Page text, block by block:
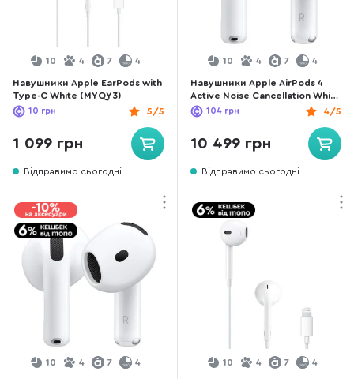
10 4 7 4
Навушники Apple EarPods with
Type-C White (MYQY3)
5/5
10 грн
1 099 грн
Відправимо сьогодні
10 4 7 4
Навушники Apple AirPods 4
Active Noise Cancellation White
(MXP93)
4/5
104 грн
10 499 грн
Відправимо сьогодні
10 4 7 4 10 4 7 4